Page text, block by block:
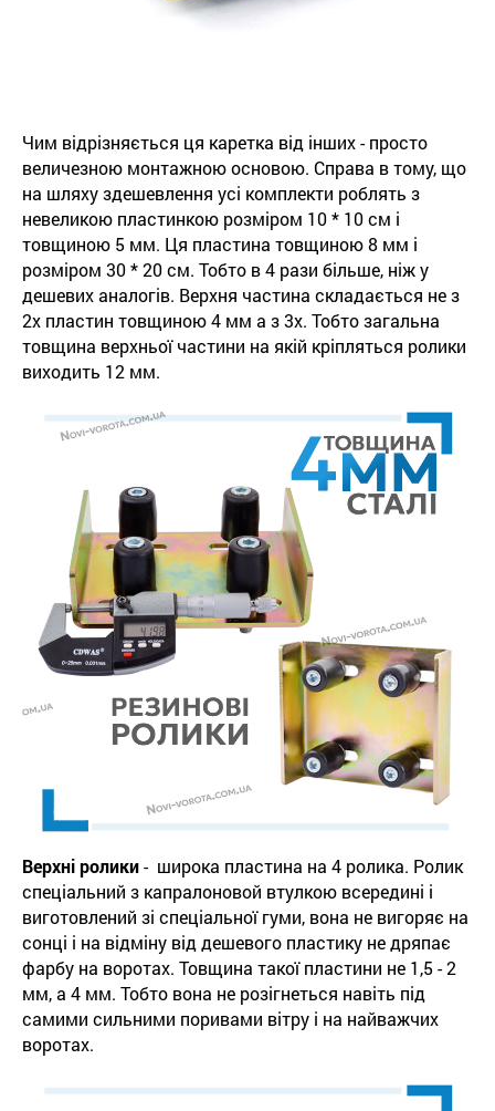
Чим відрізняється ця каретка від інших - просто
величезною монтажною основою. Справа в тому, що
на шляху здешевлення усі комплекти роблять з
невеликою пластинкою розміром 10 * 10 см і
товщиною 5 мм. Ця пластина товщиною 8 мм і
розміром 30 * 20 см. Тобто в 4 рази більше, ніж у
дешевих аналогів. Верхня частина складається не з
2х пластин товщиною 4 мм а з 3х. Тобто загальна
товщина верхньої частини на якій кріпляться ролики
виходить 12 мм.
Верхні ролики- широка пластина на 4 ролика. Ролик
спеціальний з капралоновой втулкою всередині і
виготовлений зі спеціальної гуми, вона не вигоряє на
сонці і на відміну від дешевого пластику не дряпає
фарбу на воротах. Товщина такої пластини не 1,5 - 2
мм, а 4 мм. Тобто вона не розігнеться навіть під
самими сильними поривами вітру і на найважчих
воротах.